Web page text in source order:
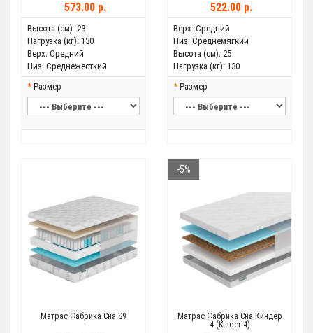
573.00 р.
Высота (см): 23
Нагрузка (кг): 130
Верх: Средний
Низ: Среднежесткий
Размер
522.00 р.
Верх: Средний
Низ: Среднемягкий
Высота (см): 25
Нагрузка (кг): 130
Размер
Матрас Фабрика Сна S9
-5%
Матрас Фабрика Сна Киндер
4 (Kinder 4)